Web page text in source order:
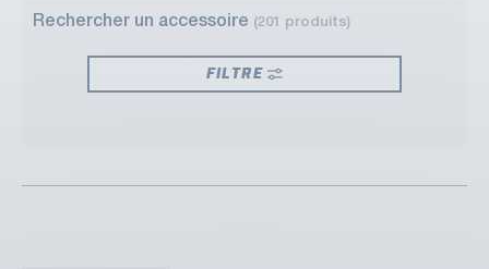
Rechercher un accessoire (201 produits)
FILTRE